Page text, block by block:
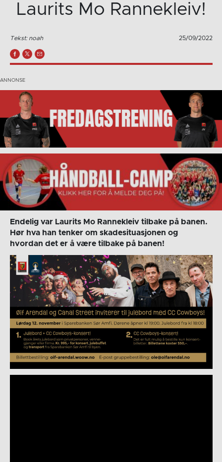
Laurits Mo Rannekleiv!
Tekst: noah 25/09/2022
Endelig var Laurits Mo Rannekleiv tilbake på banen.
Hør hva han tenker om skadesituasjonen og
hvordan det er å være tilbake på banen!